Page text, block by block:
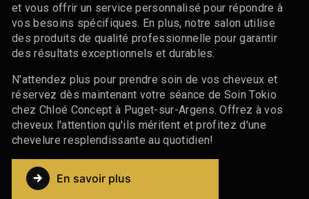
et vous offrir un service personnalisé pour répondre à
vos besoins spécifiques. En plus, notre salon utilise
des produits de qualité professionnelle pour garantir
des résultats exceptionnels et durables.
N'attendez plus pour prendre soin de vos cheveux et
réservez dès maintenant votre séance de Soin Tokio
chez Chloé Concept à Puget-sur-Argens. Offrez à vos
cheveux l'attention qu'ils méritent et profitez d'une
chevelure resplendissante au quotidien!
En savoir plus